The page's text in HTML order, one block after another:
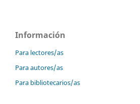
Información
Para lectores/as
Para autores/as
Para bibliotecarios/as